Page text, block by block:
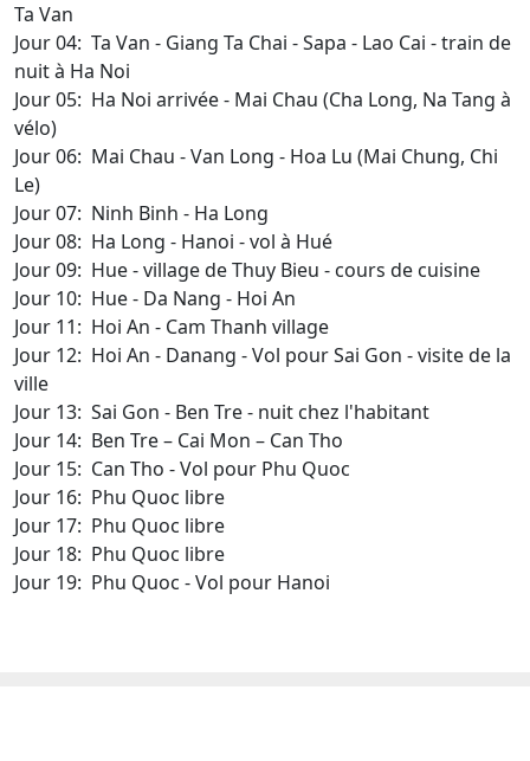
Ta Van
Jour 04: Ta Van - Giang Ta Chai - Sapa - Lao Cai - train de
nuit à Ha Noi
Jour 05: Ha Noi arrivée - Mai Chau (Cha Long, Na Tang à
vélo)
Jour 06: Mai Chau - Van Long - Hoa Lu (Mai Chung, Chi
Le)
Jour 07: Ninh Binh - Ha Long
Jour 08: Ha Long - Hanoi - vol à Hué
Jour 09: Hue - village de Thuy Bieu - cours de cuisine
Jour 10: Hue - Da Nang - Hoi An
Jour 11: Hoi An - Cam Thanh village
Jour 12: Hoi An - Danang - Vol pour Sai Gon - visite de la
ville
Jour 13: Sai Gon - Ben Tre - nuit chez l'habitant
Jour 14: Ben Tre – Cai Mon – Can Tho
Jour 15: Can Tho - Vol pour Phu Quoc
Jour 16: Phu Quoc libre
Jour 17: Phu Quoc libre
Jour 18: Phu Quoc libre
Jour 19: Phu Quoc - Vol pour Hanoi